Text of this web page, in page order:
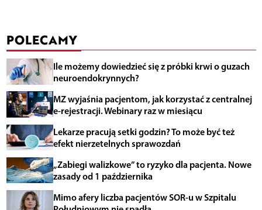
POLECAMY
Ile możemy dowiedzieć się z próbki krwi o guzach
neuroendokrynnych?
MZ wyjaśnia pacjentom, jak korzystać z centralnej
e-rejestracji. Webinary raz w miesiącu
Lekarze pracują setki godzin? To może być też
efekt nierzetelnych sprawozdań
„Zabiegi walizkowe” to ryzyko dla pacjenta. Nowe
zasady od 1 października
Mimo afery liczba pacjentów SOR-u w Szpitalu